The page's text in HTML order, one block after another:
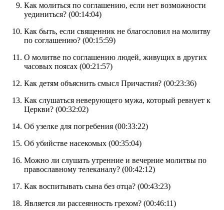
Как молиться по соглашению, если нет возможности
уединиться? (00:14:04)
Как быть, если священник не благословил на молитву
по соглашению? (00:15:59)
О молитве по соглашению людей, живущих в других
часовых поясах (00:21:57)
Как детям объяснить смысл Причастия? (00:23:36)
Как слушаться неверующего мужа, который ревнует к
Церкви? (00:32:02)
Об узелке для погребения (00:33:22)
Об убийстве насекомых (00:35:04)
Можно ли слушать утренние и вечерние молитвы по
православному телеканалу? (00:42:12)
Как воспитывать сына без отца? (00:43:23)
Является ли рассеянность грехом? (00:46:11)